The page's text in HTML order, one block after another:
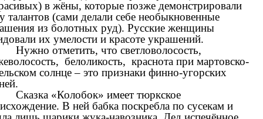
в жёны, которые позже демонстрировали
талантов (сами делали себе необыкновенные
из болотных руд). Русские женщины
их умелости и красоте украшений.
Нужно отметить, что светловолосость,
белоликость, краснота при мартовско-
солнце – это признаки финно-угорских
Сказка «Колобок» имеет тюркское
В ней бабка поскребла по сусекам и